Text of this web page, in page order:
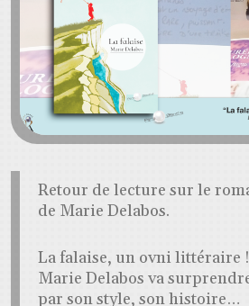
Retour de lecture sur le
de Marie Delabos.
La falaise, un ovni littéraire !
Marie Delabos va
par son style, son histoire…